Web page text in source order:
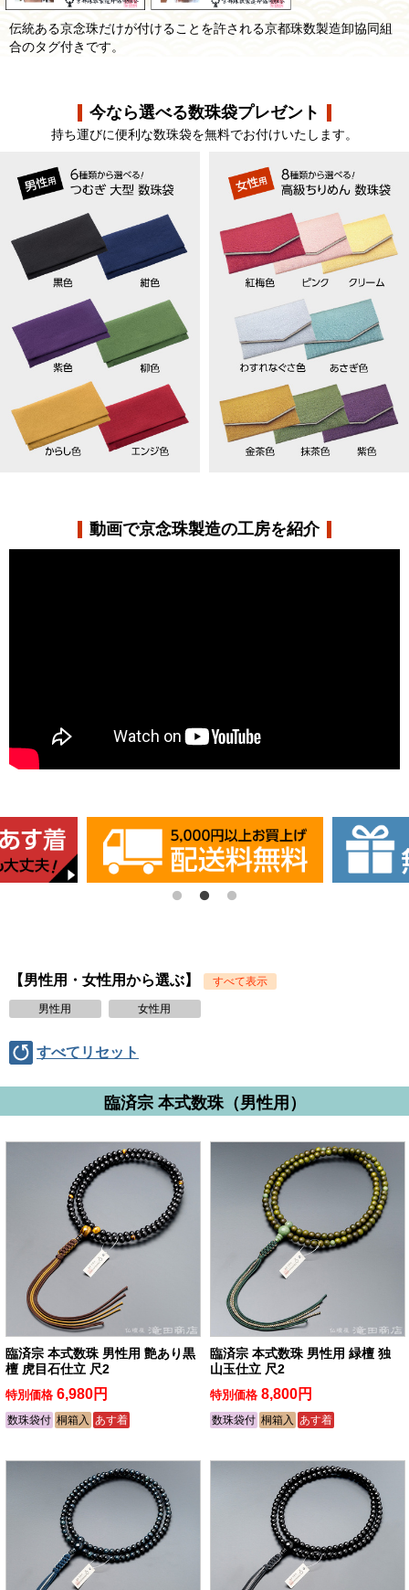
伝統ある京念珠だけが付けることを許される京都珠数製造卸協同組
合のタグ付きです。
今なら選べる数珠袋プレゼント
持ち運びに便利な数珠袋を無料でお付けいたします。
動画で京念珠製造の工房を紹介
【男性用・女性用から選ぶ】 すべて表示
男性用 女性用
すべてリセット
臨済宗 本式数珠（男性用）
臨済宗 本式数珠 男性用 艶あり黒
檀 虎目石仕立 尺2
特別価格6,980円
数珠袋付 桐箱入 あす着
臨済宗 本式数珠 男性用 緑檀 独
山玉仕立 尺2
特別価格8,800円
数珠袋付 桐箱入 あす着